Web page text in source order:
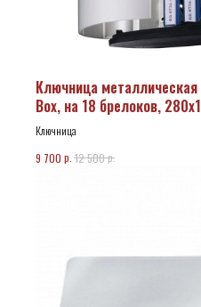
Ключница металлическая
Box, на 18 брелоков,
Ключница
9 700 р. 12 500р.